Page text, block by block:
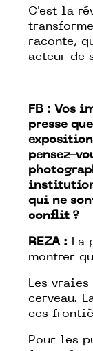
C'est la
raconte,
acteur de
FB : Vos
presse
pensez-
qui ne
conflit ?
REZA : La
montrer
Les
cerveau.
ces
Pour les